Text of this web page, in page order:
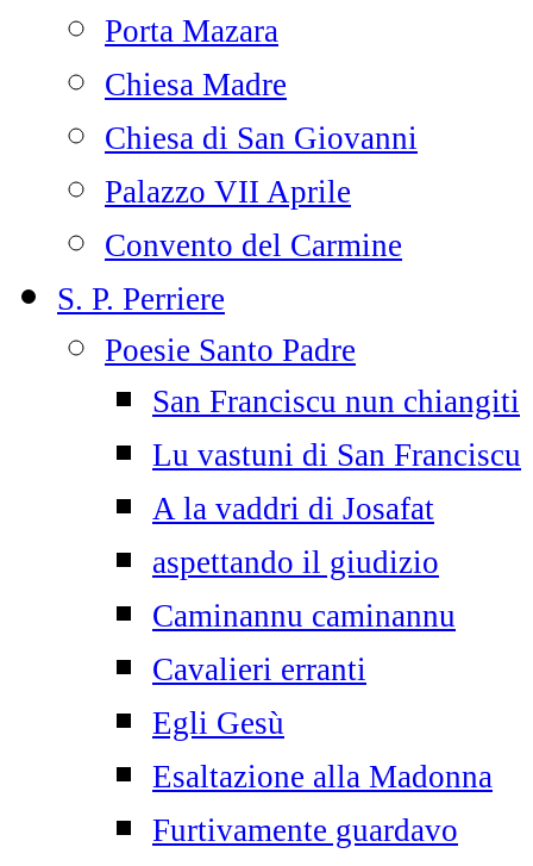
Porta Mazara
Chiesa Madre
Chiesa di San Giovanni
Palazzo VII Aprile
Convento del Carmine
S. P. Perriere
Poesie Santo Padre
San Franciscu nun chiangiti
Lu vastuni di San Franciscu
A la vaddri di Josafat
aspettando il giudizio
Caminannu caminannu
Cavalieri erranti
Egli Gesù
Esaltazione alla Madonna
Furtivamente guardavo